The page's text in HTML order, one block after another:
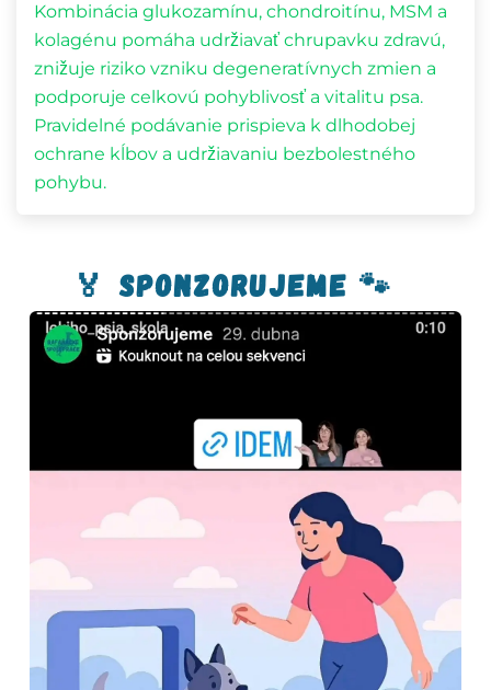
Kombinácia glukozamínu, chondroitínu, MSM a
kolagénu pomáha udržiavať chrupavku zdravú,
znižuje riziko vzniku degeneratívnych zmien a
podporuje celkovú pohyblivosť a vitalitu psa.
Pravidelné podávanie prispieva k dlhodobej
ochrane kĺbov a udržiavaniu bezbolestného
pohybu.
🏅 Sponzorujeme 🐾